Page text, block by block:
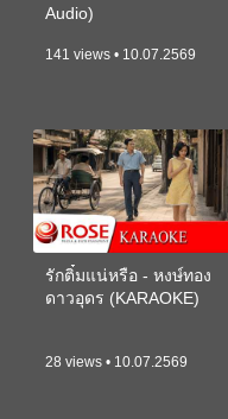
Audio)
141 views • 10.07.2569
รักติ๋มแน่หรือ - หงษ์ทอง
ดาวอุดร (KARAOKE)
28 views • 10.07.2569